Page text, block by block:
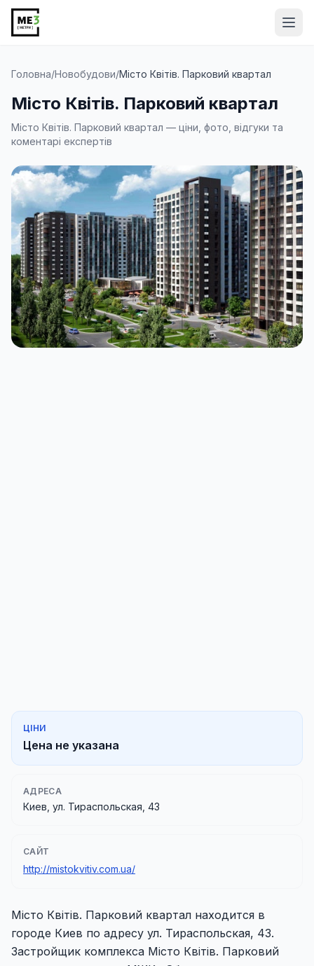
Головна/Новобудови/Місто Квітів. Парковий квартал
Місто Квітів. Парковий квартал
Місто Квітів. Парковий квартал — ціни, фото, відгуки та
коментарі експертів
ЦІНИ
Цена не указана
АДРЕСА
Киев, ул. Тираспольская, 43
САЙТ
http://mistokvitiv.com.ua/
Місто Квітів. Парковий квартал находится в
городе Киев по адресу ул. Тираспольская, 43.
Застройщик комплекса Місто Квітів. Парковий